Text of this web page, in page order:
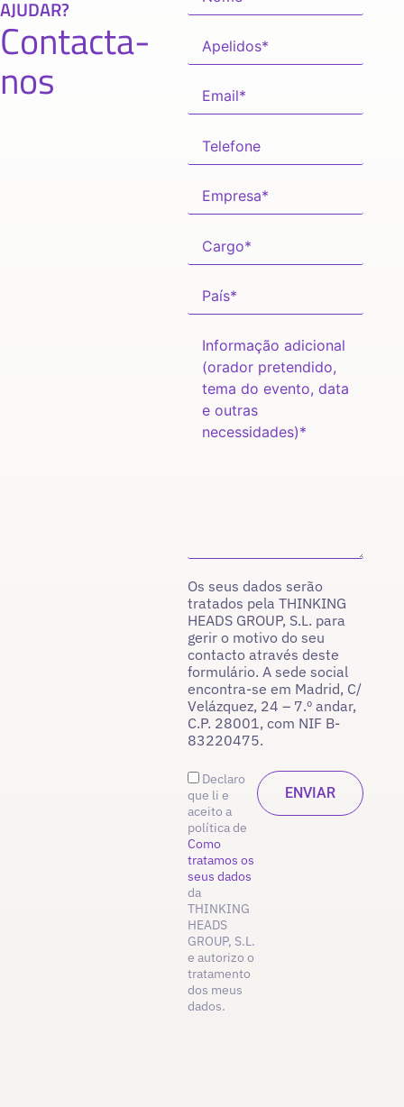
AJUDAR?
Contacta-
nos
Os seus dados serão
tratados pela THINKING
HEADS GROUP, S.L. para
gerir o motivo do seu
contacto através deste
formulário. A sede social
encontra-se em Madrid, C/
Velázquez, 24 – 7.º andar,
C.P. 28001, com NIF B-
83220475.
Declaro
que li e
aceito a
política de
Como
tratamos os
seus dados
da
THINKING
HEADS
GROUP, S.L.
e autorizo o
tratamento
dos meus
dados.